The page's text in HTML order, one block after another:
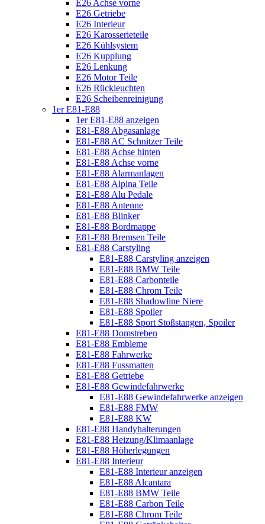
E26 Achse vorne
E26 Getriebe
E26 Interieur
E26 Karosserieteile
E26 Kühlsystem
E26 Kupplung
E26 Lenkung
E26 Motor Teile
E26 Rückleuchten
E26 Scheibenreinigung
1er E81-E88
1er E81-E88 anzeigen
E81-E88 Abgasanlage
E81-E88 AC Schnitzer Teile
E81-E88 Achse hinten
E81-E88 Achse vorne
E81-E88 Alarmanlagen
E81-E88 Alpina Teile
E81-E88 Alu Pedale
E81-E88 Antenne
E81-E88 Blinker
E81-E88 Bordmappe
E81-E88 Bremsen Teile
E81-E88 Carstyling
E81-E88 Carstyling anzeigen
E81-E88 BMW Teile
E81-E88 Carbonteile
E81-E88 Chrom Teile
E81-E88 Shadowline Niere
E81-E88 Spoiler
E81-E88 Sport Stoßstangen, Spoiler
E81-E88 Domstreben
E81-E88 Embleme
E81-E88 Fahrwerke
E81-E88 Fussmatten
E81-E88 Getriebe
E81-E88 Gewindefahrwerke
E81-E88 Gewindefahrwerke anzeigen
E81-E88 FMW
E81-E88 KW
E81-E88 Handyhalterungen
E81-E88 Heizung/Klimaanlage
E81-E88 Höherlegungen
E81-E88 Interieur
E81-E88 Interieur anzeigen
E81-E88 Alcantara
E81-E88 BMW Teile
E81-E88 Carbon Teile
E81-E88 Chrom Teile